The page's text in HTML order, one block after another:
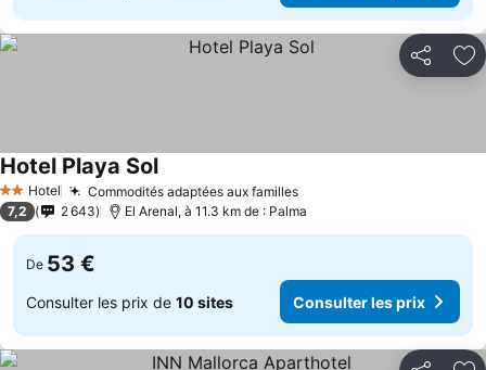
Partager
2 Étoiles
Hotel Commodités adaptées aux familles
Hotel Playa Sol
7,2 2 643 El Arenal, à 11.3 km de : Palma
De 53 €
Consulter les prix de 10 sites Consulter les prix